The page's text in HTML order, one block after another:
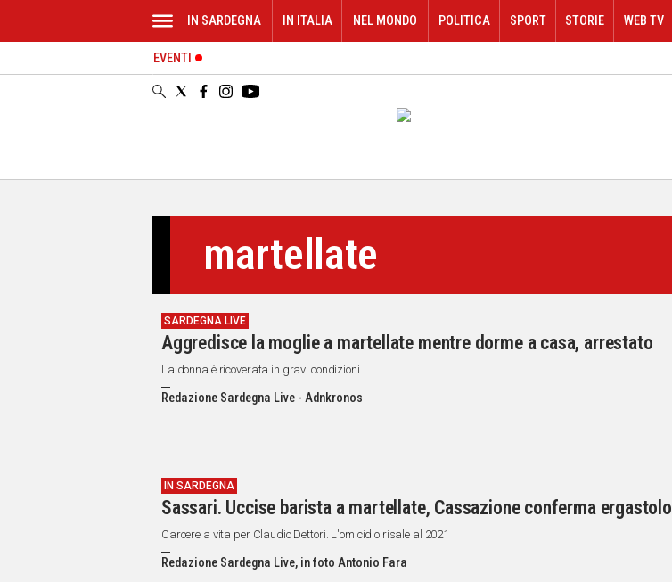
ORISTANO
IN SARDEGNA IN ITALIA NEL MONDO POLITICA SPORT STORIE WEB TV
EVENTI
martellate
SARDEGNA LIVE
Aggredisce la moglie a martellate mentre dorme a casa, arrestato
La donna è ricoverata in gravi condizioni
Redazione Sardegna Live - Adnkronos
IN SARDEGNA
Sassari. Uccise barista a martellate, Cassazione conferma ergastolo
Carcere a vita per Claudio Dettori. L'omicidio risale al 2021
Redazione Sardegna Live, in foto Antonio Fara